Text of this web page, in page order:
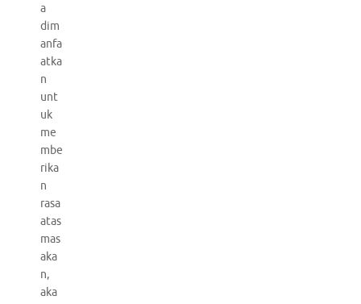
a
dim
anfa
atka
n
unt
uk
me
mbe
rika
n
rasa
atas
mas
aka
n,
aka